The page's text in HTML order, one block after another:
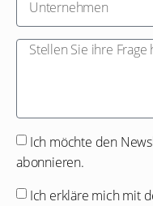
Ich möchte den
abonnieren.
Ich erkläre mich mit